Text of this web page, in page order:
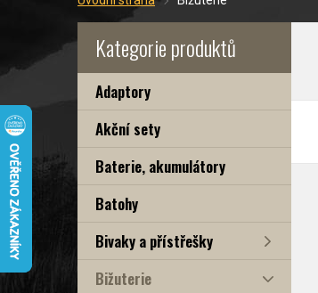
Kategorie produktů
Adaptory
Akční sety
Baterie, akumulátory
Batohy
Bivaky a přístřešky
Bižuterie